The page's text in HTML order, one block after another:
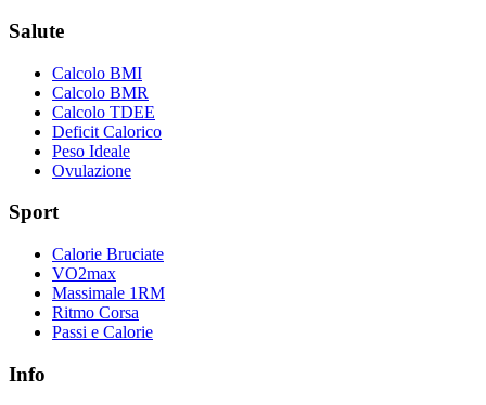
Salute
Calcolo BMI
Calcolo BMR
Calcolo TDEE
Deficit Calorico
Peso Ideale
Ovulazione
Sport
Calorie Bruciate
VO2max
Massimale 1RM
Ritmo Corsa
Passi e Calorie
Info